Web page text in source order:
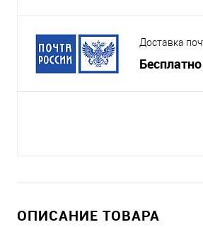
Доставка
Бесплатно
ОПИСАНИЕ ТОВАРА